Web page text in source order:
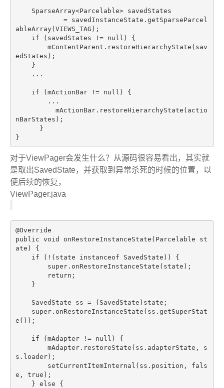
ableArray(VIEWS_TAG);
if (savedStates != null ) {
edStates);
if (mActionBar != null ) {
nBarStates);
对于ViewPager会发生什么？从源码很容易看出，其实就
是取出SavedState，并获取到异常杀死的时候的位置，以
便后续的恢复，
ViewPager.java
@Override
public void onRestoreInstanceState (Parcelable st
ate)
{
if (!(state instanceof SavedState)) {
super.onRestoreInstanceState(state);
return ;
super.onRestoreInstanceState(ss.getSuperStat
e());
if (mAdapter != null ) {
s.loader);
        setCurrentItemInternal(ss.position,
fals
e , true );
    }
else {